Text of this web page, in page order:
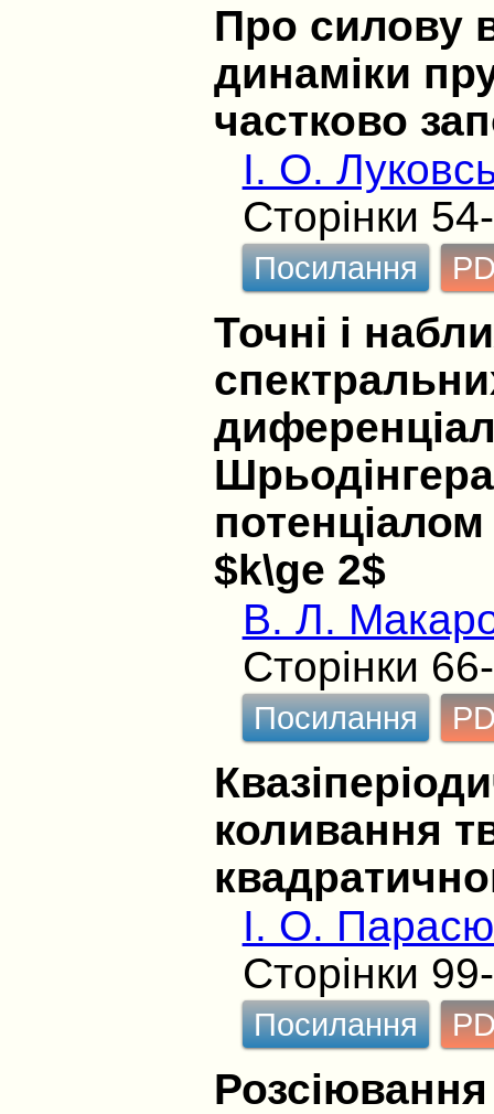
Про силову
динаміки
частково
І. О.
Сторінки
Посилання
Точні і
$k\ge 2$
В. Л.
Сторінки
Посилання
коливання
І. О.
Сторінки
Посилання
Розсіювання